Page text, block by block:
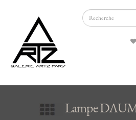
Lampe